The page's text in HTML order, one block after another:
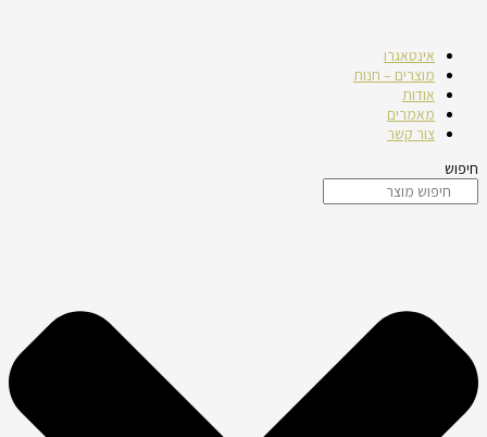
אינטאגרו
מוצרים – חנות
אודות
מאמרים
צור קשר
חיפוש